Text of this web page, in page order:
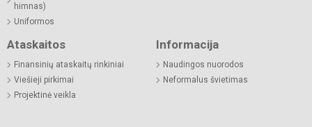
himnas)
Uniformos
Ataskaitos
Finansinių ataskaitų rinkiniai
Viešieji pirkimai
Projektinė veikla
Informacija
Naudingos nuorodos
Neformalus švietimas